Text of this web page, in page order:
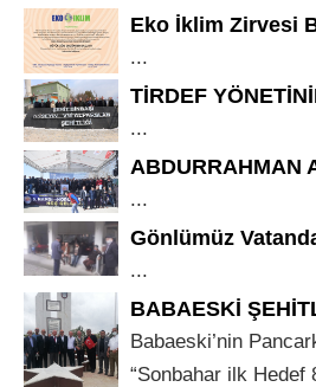
Eko İklim Zirvesi
...
TİRDEF
...
ABDURRAHMAN
...
Gönlümüz
...
BABAESKİ
Babaeski’nin
“Sonbahar ilk Hedef